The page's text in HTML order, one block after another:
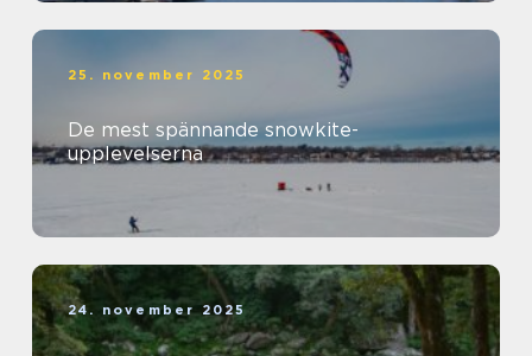
25. november 2025
De mest spännande snowkite-
upplevelserna
24. november 2025